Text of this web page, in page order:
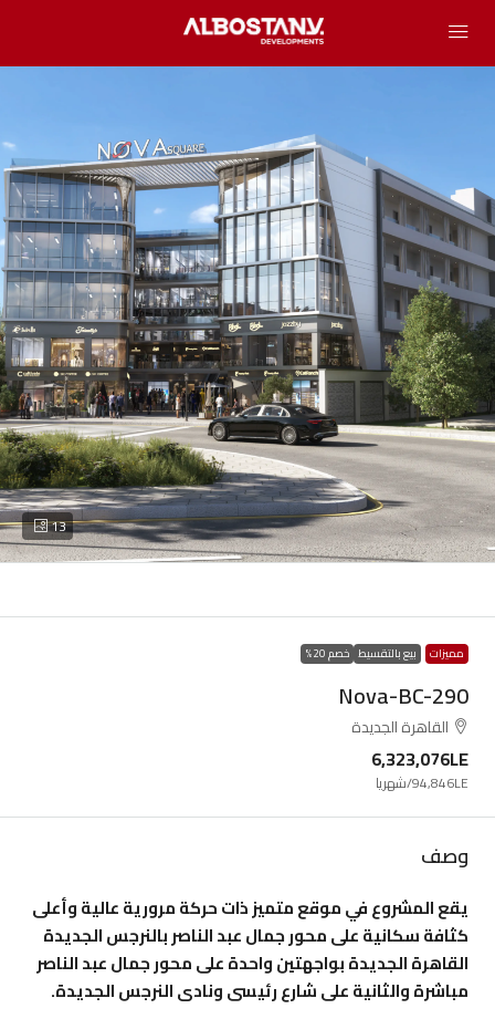
13
مميزات بيع بالتقسيط خصم 20%
Nova-BC-290
القاهرة الجديدة
6,323,076LE
94,846LE/شهريا
وصف
يقع المشروع في موقع متميز ذات حركة مرورية عالية وأعلى
كثافة سكانية على محور جمال عبد الناصر بالنرجس الجديدة
القاهرة الجديدة بواجهتين واحدة على محور جمال عبد الناصر
مباشرة والثانية على شارع رئيسى ونادى النرجس الجديدة.